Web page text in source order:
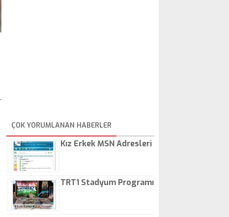
ÇOK YORUMLANAN HABERLER
Kız Erkek MSN Adresleri
TRT1 Stadyum Programı